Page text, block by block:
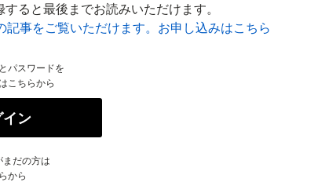
ると最後までお読みいただけます。
事をご覧いただけます。お申し込みはこちら
パスワードを
こちらから
イン
まだの方は
から